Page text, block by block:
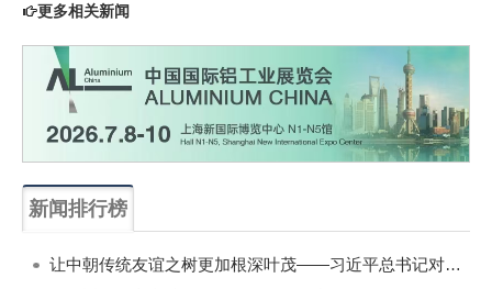
更多相关新闻
新闻排行榜
让中朝传统友谊之树更加根深叶茂——习近平总书记对朝鲜进行国事访问纪实